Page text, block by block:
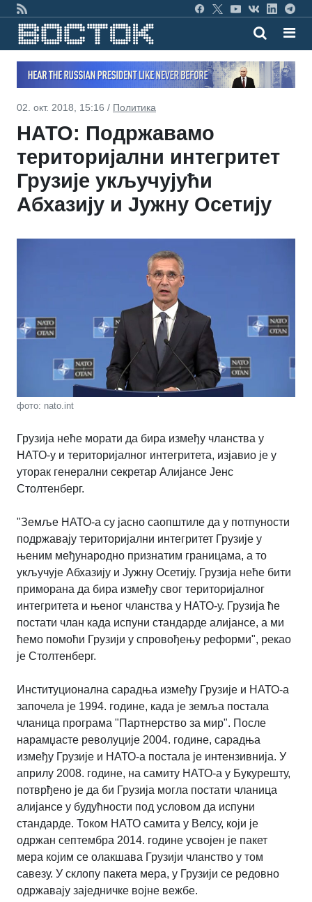
02. окт. 2018, 15:16 / Политика
НАТО: Подржавамо
територијални интегритет
Грузије укључујући
Абхазију и Јужну Осетију
фото: nato.int
Грузија неће морати да бира између чланства у
НАТО-у и територијалног интегритета, изјавио је у
уторак генерални секретар Алијансе Јенс
Столтенберг.
"Земље НАТО-а су јасно саопштиле да у потпуности
подржавају територијални интегритет Грузије у
њеним међународно признатим границама, а то
укључује Абхазију и Јужну Осетију. Грузија неће бити
приморана да бира између свог територијалног
интегритета и њеног чланства у НАТО-у. Грузија ће
постати члан када испуни стандарде алијансе, а ми
ћемо помоћи Грузији у спровођењу реформи", рекао
је Столтенберг.
Институционална сарадња између Грузије и НАТО-а
започела је 1994. године, када је земља постала
чланица програма "Партнерство за мир". После
нарамџасте револуције 2004. године, сарадња
између Грузије и НАТО-а постала је интензивнија. У
априлу 2008. године, на самиту НАТО-а у Букурешту,
потврђено је да би Грузија могла постати чланица
алијансе у будућности под условом да испуни
стандарде. Током НАТО самита у Велсу, који је
одржан септембра 2014. године усвојен је пакет
мера којим се олакшава Грузији чланство у том
савезу. У склопу пакета мера, у Грузији се редовно
одржавају заједничке војне вежбе.